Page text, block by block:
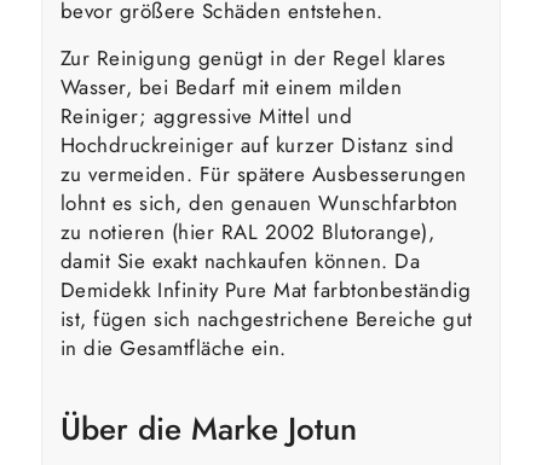
bevor größere Schäden entstehen.
Zur Reinigung genügt in der Regel klares
Wasser, bei Bedarf mit einem milden
Reiniger; aggressive Mittel und
Hochdruckreiniger auf kurzer Distanz sind
zu vermeiden. Für spätere Ausbesserungen
lohnt es sich, den genauen Wunschfarbton
zu notieren (hier RAL 2002 Blutorange),
damit Sie exakt nachkaufen können. Da
Demidekk Infinity Pure Mat farbtonbeständig
ist, fügen sich nachgestrichene Bereiche gut
in die Gesamtfläche ein.
Über die Marke Jotun